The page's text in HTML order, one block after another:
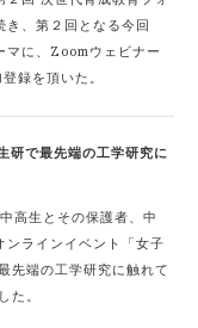
、第２回となる今回
マに、Zoomウェビナー
録を頂いた。
研で最先端の工学研究に
高生とその保護者、中
ンラインイベント「女子
先端の工学研究に触れて
た。